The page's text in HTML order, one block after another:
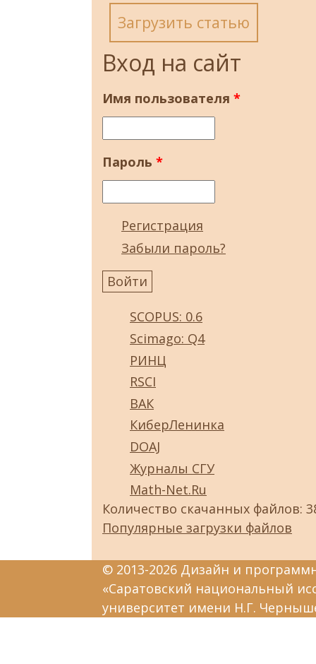
Загрузить статью
Вход на сайт
Имя пользователя *
Пароль *
Регистрация
Забыли пароль?
SCOPUS: 0.6
Scimago: Q4
РИНЦ
RSCI
ВАК
КиберЛенинка
DOAJ
Журналы СГУ
Math-Net.Ru
Количество скачанных файлов:
Популярные загрузки файлов
© 2013-2026 Дизайн и
«Саратовский национальный
университет имени Н.Г.